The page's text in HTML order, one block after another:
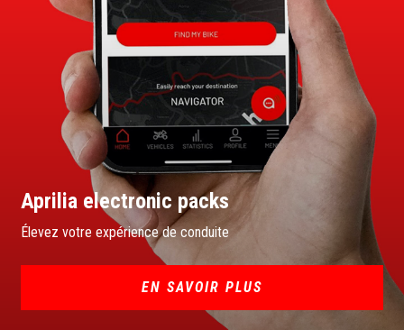
Aprilia electronic packs
Élevez votre expérience de conduite
EN SAVOIR PLUS